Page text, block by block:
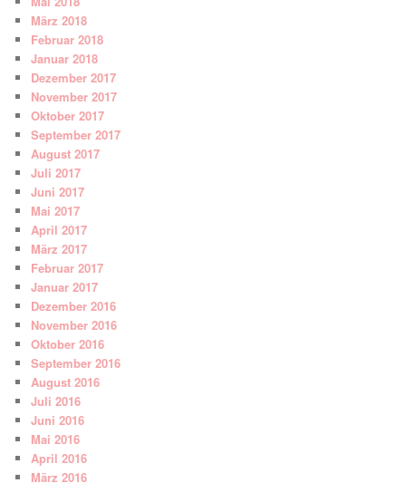
März 2018
Februar 2018
Januar 2018
Dezember 2017
November 2017
Oktober 2017
September 2017
August 2017
Juli 2017
Juni 2017
Mai 2017
April 2017
März 2017
Februar 2017
Januar 2017
Dezember 2016
November 2016
Oktober 2016
September 2016
August 2016
Juli 2016
Juni 2016
Mai 2016
April 2016
März 2016